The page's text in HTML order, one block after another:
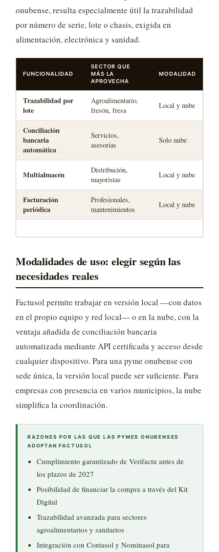
onubense, resulta especialmente útil la trazabilidad
por número de serie, lote o chasis, exigida en
alimentación, electrónica y sanidad.
FUNCIONALIDAD
SECTOR QUE
MÁS LA
APROVECHA
MODALIDAD
Trazabilidad por
lote
Agroalimentario,
fresón, fresa
Local y nube
Conciliación
bancaria
automática
Servicios,
asesorías
Solo nube
Multialmacén
Distribución,
mayoristas
Local y nube
Facturación
periódica
Profesionales,
mantenimientos
Local y nube
Modalidades de uso: elegir según las
necesidades reales
Factusol permite trabajar en versión local —con datos
en el propio equipo y red local— o en la nube, con la
ventaja añadida de conciliación bancaria
automatizada mediante API certificada y acceso desde
cualquier dispositivo. Para una pyme onubense con
sede única, la versión local puede ser suficiente. Para
empresas con presencia en varios municipios, la nube
simplifica la coordinación.
RAZONES POR LAS QUE LAS PYMES ONUBENSES
ADOPTAN FACTUSOL
Cumplimiento garantizado de Verifactu antes de
los plazos de 2027
Posibilidad de financiar la compra a través del Kit
Digital
Trazabilidad avanzada para sectores
agroalimentarios y sanitarios
Integración con Contasol y Nominasol para